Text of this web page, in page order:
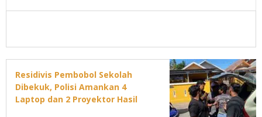
Residivis Pembobol Sekolah
Dibekuk, Polisi Amankan 4
Laptop dan 2 Proyektor Hasil